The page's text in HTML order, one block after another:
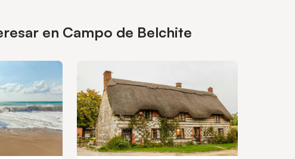
en Campo de Belchite